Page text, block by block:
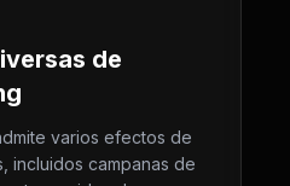
de
varios efectos de
incluidos campanas de